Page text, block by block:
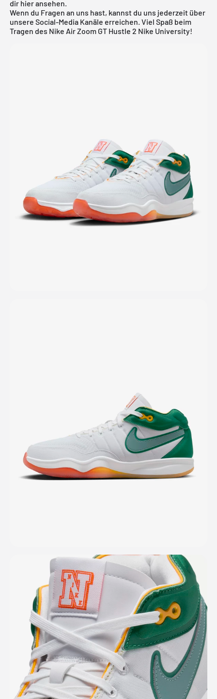
dir hieransehen.
Wenn du Fragen an uns hast, kannst du uns jederzeit über
unsere Social-Media Kanäle erreichen. Viel Spaß beim
Tragen des Nike Air Zoom GT Hustle 2 Nike University!